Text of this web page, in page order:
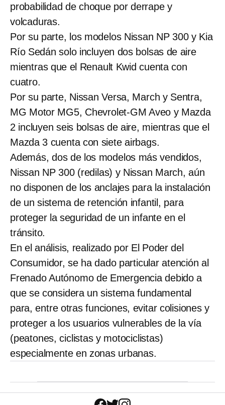
probabilidad de choque por derrape y
volcaduras.
Por su parte, los modelos Nissan NP 300 y Kia
Río Sedán solo incluyen dos bolsas de aire
mientras que el Renault Kwid cuenta con
cuatro.
Por su parte, Nissan Versa, March y Sentra,
MG Motor MG5, Chevrolet-GM Aveo y Mazda
2 incluyen seis bolsas de aire, mientras que el
Mazda 3 cuenta con siete airbags.
Además, dos de los modelos más vendidos,
Nissan NP 300 (redilas) y Nissan March, aún
no disponen de los anclajes para la instalación
de un sistema de retención infantil, para
proteger la seguridad de un infante en el
tránsito.
En el análisis, realizado por El Poder del
Consumidor, se ha dado particular atención al
Frenado Autónomo de Emergencia debido a
que se considera un sistema fundamental
para, entre otras funciones, evitar colisiones y
proteger a los usuarios vulnerables de la vía
(peatones, ciclistas y motociclistas)
especialmente en zonas urbanas.